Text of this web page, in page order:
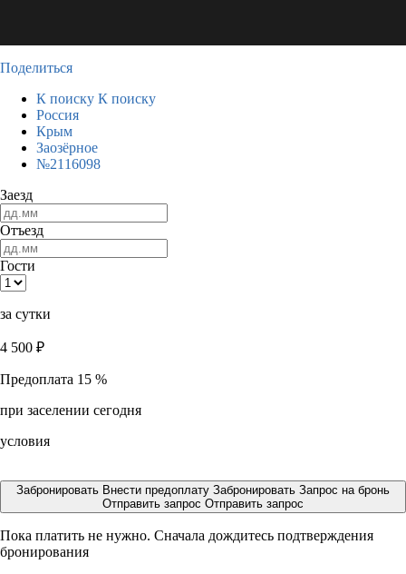
Поделиться
К поиску К поиску
Россия
Крым
Заозёрное
№2116098
Заезд
Отъезд
Гости
за сутки
4 500 ₽
Предоплата 15 %
при заселении сегодня
условия
Забронировать Внести предоплату Забронировать Запрос на бронь
Отправить запрос Отправить запрос
Пока платить не нужно. Сначала дождитесь подтверждения
бронирования